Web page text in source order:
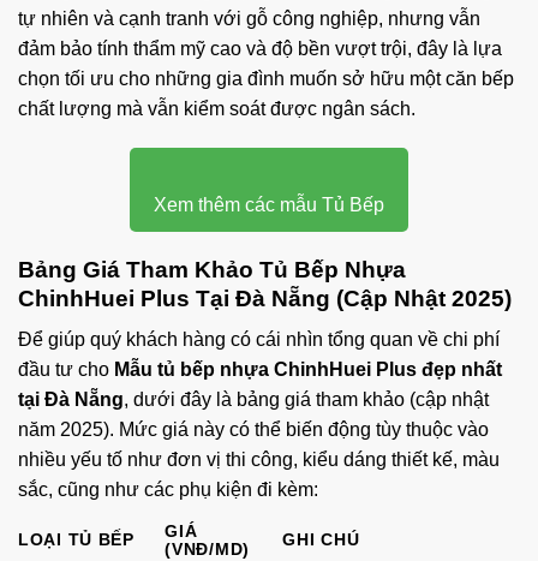
tự nhiên và cạnh tranh với gỗ công nghiệp, nhưng vẫn
đảm bảo tính thẩm mỹ cao và độ bền vượt trội, đây là lựa
chọn tối ưu cho những gia đình muốn sở hữu một căn bếp
chất lượng mà vẫn kiểm soát được ngân sách.
Xem thêm các mẫu Tủ Bếp
Bảng Giá Tham Khảo Tủ Bếp Nhựa
ChinhHuei Plus Tại Đà Nẵng (Cập Nhật 2025)
Để giúp quý khách hàng có cái nhìn tổng quan về chi phí
đầu tư cho Mẫu tủ bếp nhựa ChinhHuei Plus đẹp nhất
tại Đà Nẵng, dưới đây là bảng giá tham khảo (cập nhật
năm 2025). Mức giá này có thể biến động tùy thuộc vào
nhiều yếu tố như đơn vị thi công, kiểu dáng thiết kế, màu
sắc, cũng như các phụ kiện đi kèm:
LOẠI TỦ BẾP
GIÁ
(VNĐ/MD)
GHI CHÚ